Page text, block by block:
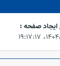
ایجاد صفحه :
۱۹:۱۷:۱۷